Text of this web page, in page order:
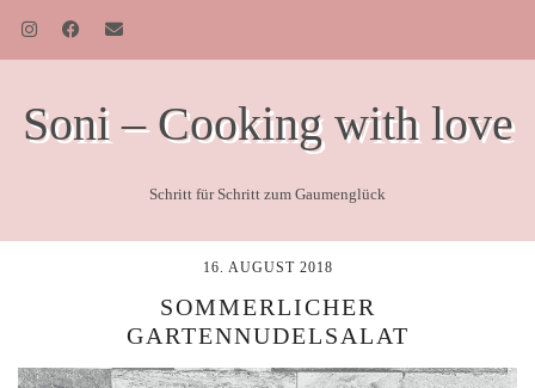
Soni – Cooking with love
Schritt für Schritt zum Gaumenglück
16. AUGUST 2018
SOMMERLICHER
GARTENNUDELSALAT